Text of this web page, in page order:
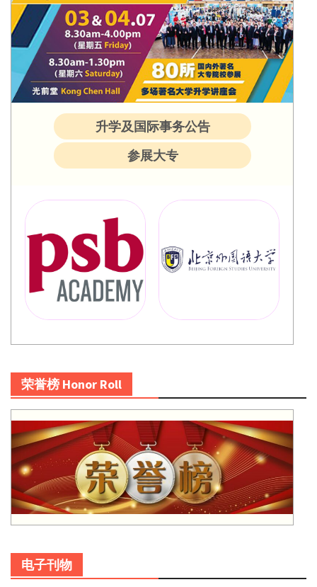
升学及国际事务公告
参展大专
荣誉榜 Honor Roll
电子刊物